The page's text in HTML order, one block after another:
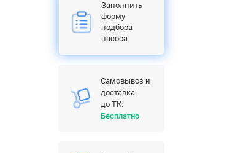
Заполнить
форму
подбора
насоса
Самовывоз и
доставка
до ТК:
Бесплатно